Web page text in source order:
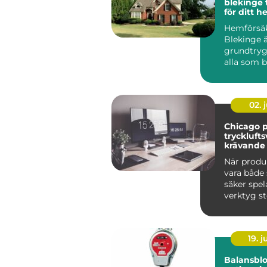
för ditt
Blekinge
alla som
ligg...
02.
Chicago
När
vara
säker
verktyg
19.